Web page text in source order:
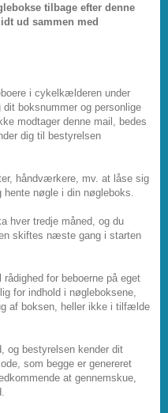
tilbage efter denne
ud sammen med
i cykelkælderen under
boksnummer og personlige
modtager denne mail, bedes
dig til bestyrelsen
håndværkere, mv. at låse sig
nøgle i din nøgleboks.
hver tredje måned, og du
skiftes næste gang i starten
for beboerne på eget
for indhold i nøgleboksene,
af boksen, heller ikke i tilfælde
og bestyrelsen kender dit
som begge er genereret
at gennemskue,